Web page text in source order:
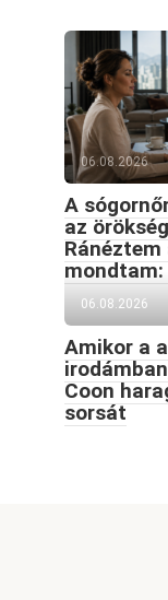
06.08.2026
A
az
mondtam:
06.08.2026
Amikor a
Coon
sorsát